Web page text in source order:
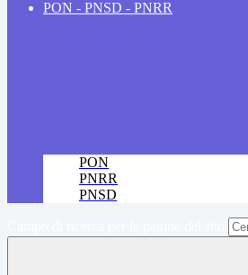
PON - PNSD - PNRR
PON
PNRR
PNSD